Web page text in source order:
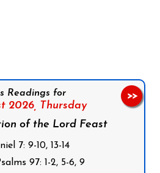
Readings for
2026, Thursday
of the Lord Feast
7: 9-10, 13-14
97: 1-2, 5-6, 9
>>